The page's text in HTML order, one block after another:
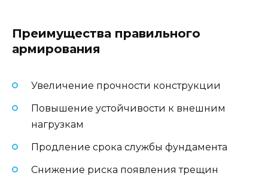
Преимущества правильного
армирования
Увеличение прочности конструкции
Повышение устойчивости к внешним
нагрузкам
Продление срока службы фундамента
Снижение риска появления трещин